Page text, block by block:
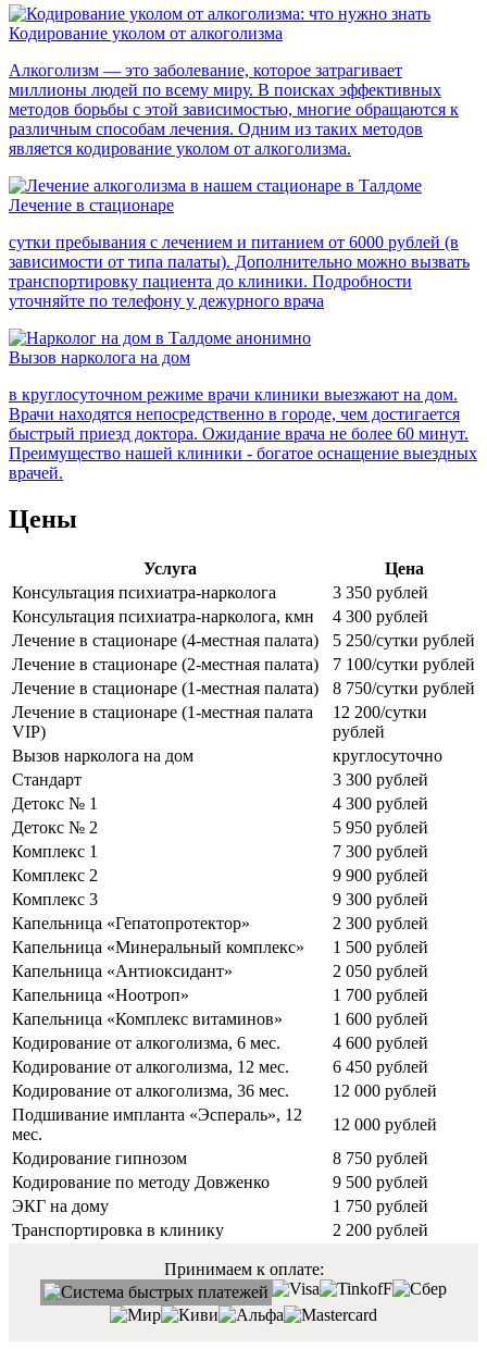
Кодирование уколом от алкоголизма
Алкоголизм — это заболевание, которое затрагивает
миллионы людей по всему миру. В поисках эффективных
методов борьбы с этой зависимостью, многие обращаются к
различным способам лечения. Одним из таких методов
является кодирование уколом от алкоголизма.
Лечение в стационаре
сутки пребывания с лечением и питанием от 6000 рублей (в
зависимости от типа палаты). Дополнительно можно вызвать
транспортировку пациента до клиники. Подробности
уточняйте по телефону у дежурного врача
Вызов нарколога на дом
в круглосуточном режиме врачи клиники выезжают на дом.
Врачи находятся непосредственно в городе, чем достигается
быстрый приезд доктора. Ожидание врача не более 60 минут.
Преимущество нашей клиники - богатое оснащение выездных
врачей.
Цены
Услуга
Цена
Консультация психиатра-нарколога
3 350 рублей
Консультация психиатра-нарколога, кмн
4 300 рублей
Лечение в стационаре (4-местная палата)
5 250/сутки рублей
Лечение в стационаре (2-местная палата)
7 100/сутки рублей
Лечение в стационаре (1-местная палата)
8 750/сутки рублей
Лечение в стационаре (1-местная палата
VIP)
12 200/сутки
рублей
Вызов нарколога на дом
круглосуточно
Стандарт
3 300 рублей
Детокс № 1
4 300 рублей
Детокс № 2
5 950 рублей
Комплекс 1
7 300 рублей
Комплекс 2
9 900 рублей
Комплекс 3
9 300 рублей
Капельница «Гепатопротектор»
2 300 рублей
Капельница «Минеральный комплекс»
1 500 рублей
Капельница «Антиоксидант»
2 050 рублей
Капельница «Ноотроп»
1 700 рублей
Капельница «Комплекс витаминов»
1 600 рублей
Кодирование от алкоголизма, 6 мес.
4 600 рублей
Кодирование от алкоголизма, 12 мес.
6 450 рублей
Кодирование от алкоголизма, 36 мес.
12 000 рублей
Подшивание импланта «Эспераль», 12
мес.
12 000 рублей
Кодирование гипнозом
8 750 рублей
Кодирование по методу Довженко
9 500 рублей
ЭКГ на дому
1 750 рублей
Транспортировка в клинику
2 200 рублей
Принимаем к оплате: